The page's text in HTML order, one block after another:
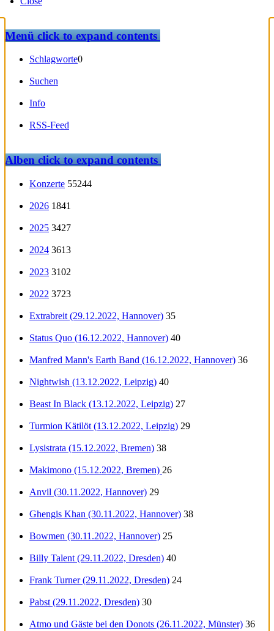
Menüclick to expand contents
Schlagworte0
Suchen
Info
RSS-Feed
Albenclick to expand contents
Konzerte 55244
2026 1841
2025 3427
2024 3613
2023 3102
2022 3723
Extrabreit (29.12.2022, Hannover) 35
Status Quo (16.12.2022, Hannover) 40
Manfred Mann's Earth Band (16.12.2022, Hannover) 36
Nightwish (13.12.2022, Leipzig) 40
Beast In Black (13.12.2022, Leipzig) 27
Turmion Kätilöt (13.12.2022, Leipzig) 29
Lysistrata (15.12.2022, Bremen) 38
Makimono (15.12.2022, Bremen) 26
Anvil (30.11.2022, Hannover) 29
Ghengis Khan (30.11.2022, Hannover) 38
Bowmen (30.11.2022, Hannover) 25
Billy Talent (29.11.2022, Dresden) 40
Frank Turner (29.11.2022, Dresden) 24
Pabst (29.11.2022, Dresden) 30
Atmo und Gäste bei den Donots (26.11.2022, Münster) 36